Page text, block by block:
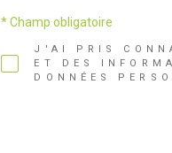
J'AI PRIS
ET DES
DONNÉES
* Champ obligatoire